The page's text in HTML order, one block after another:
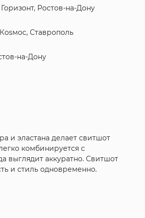
Ростов-на-Дону
Ставрополь
на-Дону
и эластана делает свитшот
комбинируется с
выглядит аккуратно. Свитшот
и стиль одновременно.